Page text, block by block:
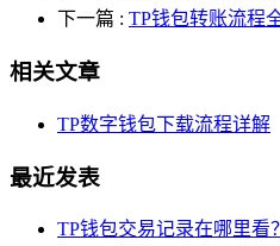
下一篇 : TP钱包转账流程
相关文章
TP数字钱包下载流程详解
最近发表
TP钱包交易记录在哪里看